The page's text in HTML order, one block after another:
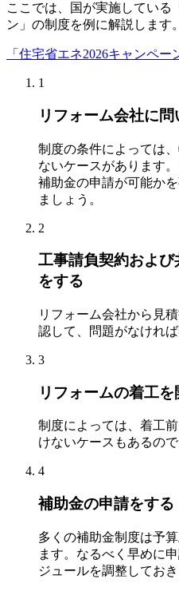
ここでは、国が実施している
ン」の制度を例に解説します。
「住宅省エネ2026キャンペ
1
リフォーム会社に
制度の条件によっては
ないケースがあります
補助金の申請が可能か
ましょう。
2
工事請負契約およ
をする
リフォーム会社から見
認して、問題がなけれ
3
リフォームの着工を
制度によっては、着工
けないケースもあるの
4
補助金の申請をする
多くの補助金制度は予
ます。なるべく早めに
ジュールを調整しておき